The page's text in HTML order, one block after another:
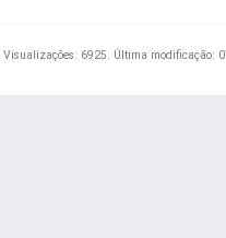
Visualizações: 6925. Última modificação: